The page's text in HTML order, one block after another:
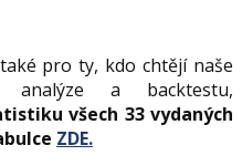
pro ty, kdo chtějí naše
analýze a backtestu,
všech 33 vydaných
ZDE.